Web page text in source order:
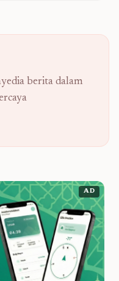
berita dalam
AD